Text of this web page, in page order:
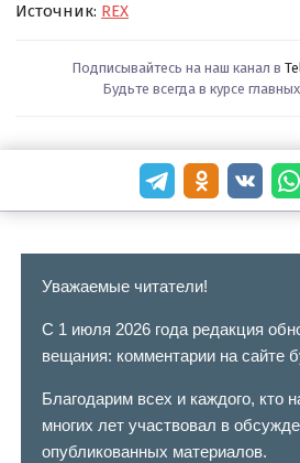
Источник: REX
Подписывайтесь на наш канал в
Будьте всегда в курсе
Уважаемые читатели!
С 1 июля 2026 года редакция
вещания: комментарии на сайте
Благодарим всех и каждого, кто
многих лет участвовал в
опубликованных материалов.